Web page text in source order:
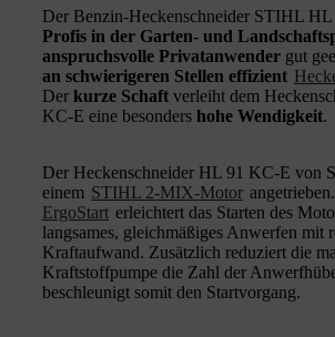
Der Benzin-Heckenschneider STIHL
Profis in der Garten- und
anspruchsvolle Privatanwender gut
an schwierigeren Stellen effizient
Der kurze Schaft verleiht dem
KC-E eine besonders hohe Wendigkeit.
Der Heckenschneider HL 91 KC-E von
einem STIHL 2-MIX-Motor
ErgoStart erleichtert das Starten des
langsames, gleichmäßiges Anwerfen mit
Kraftaufwand. Zusätzlich reduziert die
Kraftstoffpumpe die Zahl der
beschleunigt somit den Startvorgang.